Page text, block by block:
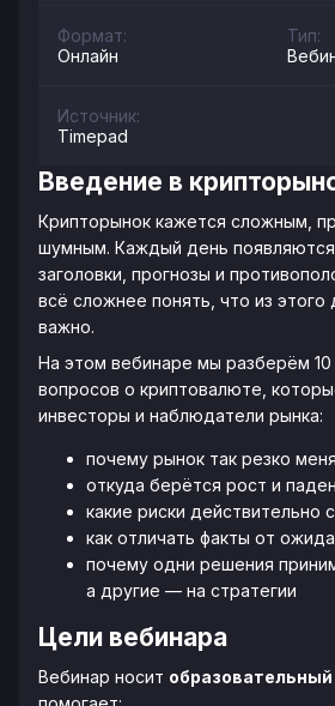
Формат:
Онлайн
Тип:
Источник:
Timepad
Введение в
Крипторынок кажется сложным,
шумным. Каждый день появляются
заголовки, прогнозы и
всё сложнее понять, что из этого
важно.
На этом вебинаре мы разберём
вопросов о криптовалюте,
инвесторы и наблюдатели рынка:
почему рынок так резко
откуда берётся рост и
какие риски действительно
как отличать факты от
почему одни решения
а другие — на стратегии
Цели вебинара
Вебинар носит образовательный